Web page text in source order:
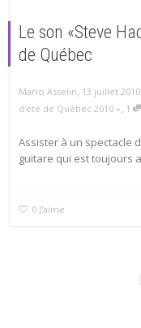
Le son «Steve
de Québec
Mario Asselin, 13 juillet 2010
d'été de Québec 2010 », 1
Assister à un spectacle
guitare qui est toujours
0 J'aime